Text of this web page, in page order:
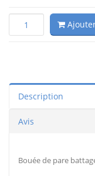
Description
Avis
Bouée de pare